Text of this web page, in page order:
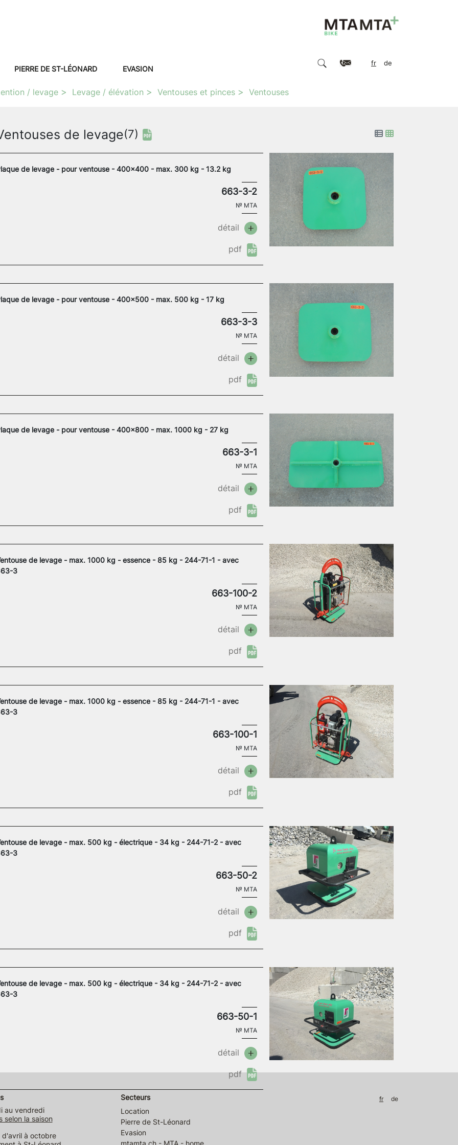
PIERRE DE ST-LÉONARD EVASION
fr de
/ levage Levage / élévation Ventouses et pinces Ventouses
de levage(7)
de levage - pour ventouse - 400x400 - max. 300 kg - 13.2 kg
663-3-2
№ MTA
détail
pdf
de levage - pour ventouse - 400x500 - max. 500 kg - 17 kg
663-3-3
№ MTA
détail
pdf
de levage - pour ventouse - 400x800 - max. 1000 kg - 27 kg
663-3-1
№ MTA
détail
pdf
de levage - max. 1000 kg - essence - 85 kg - 244-71-1 - avec
3
663-100-2
№ MTA
détail
pdf
de levage - max. 1000 kg - essence - 85 kg - 244-71-1 - avec
3
663-100-1
№ MTA
détail
pdf
de levage - max. 500 kg - électrique - 34 kg - 244-71-2 - avec
3
663-50-2
№ MTA
détail
pdf
de levage - max. 500 kg - électrique - 34 kg - 244-71-2 - avec
3
663-50-1
№ MTA
détail
pdf
au vendredi
selon la saison
d'avril à octobre
Secteurs
Location
Pierre de St-Léonard
Evasion
fr de